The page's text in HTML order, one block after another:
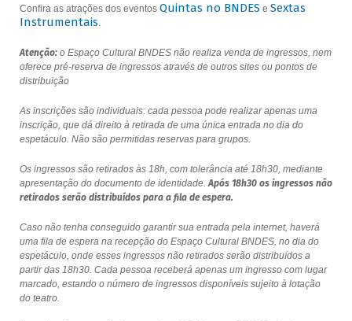
Confira as atrações dos eventos Quintas no BNDES e Sextas
Instrumentais.
Atenção:o Espaço Cultural BNDES não realiza venda de ingressos, nem
oferece pré-reserva de ingressos através de outros sites ou pontos de
distribuição
As inscrições são individuais: cada pessoa pode realizar apenas uma
inscrição, que dá direito à retirada de uma única entrada no dia do
espetáculo. Não são permitidas reservas para grupos.
Os ingressos são retirados às 18h, com tolerância até 18h30, mediante
apresentação do documento de identidade.Após 18h30 os ingressos não
retirados serão distribuídos para a fila de espera.
Caso não tenha conseguido garantir sua entrada pela internet, haverá
uma fila de espera na recepção do Espaço Cultural BNDES, no dia do
espetáculo, onde esses ingressos não retirados serão distribuídos a
partir das 18h30. Cada pessoa receberá apenas um ingresso com lugar
marcado, estando o número de ingressos disponíveis sujeito à lotação
do teatro.